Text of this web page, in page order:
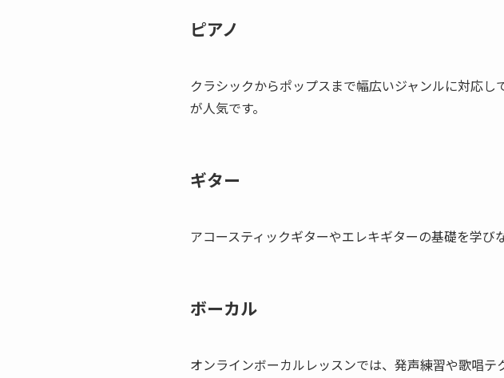
ピアノ
クラシックからポップスまで幅広いジャンルに対応
が人気です。
ギター
アコースティックギターやエレキギターの基礎を学び
ボーカル
オンラインボーカルレッスンでは、発声練習や歌唱テ